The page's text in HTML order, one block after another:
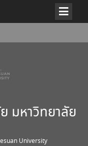
มหาวิทยาลัย
University